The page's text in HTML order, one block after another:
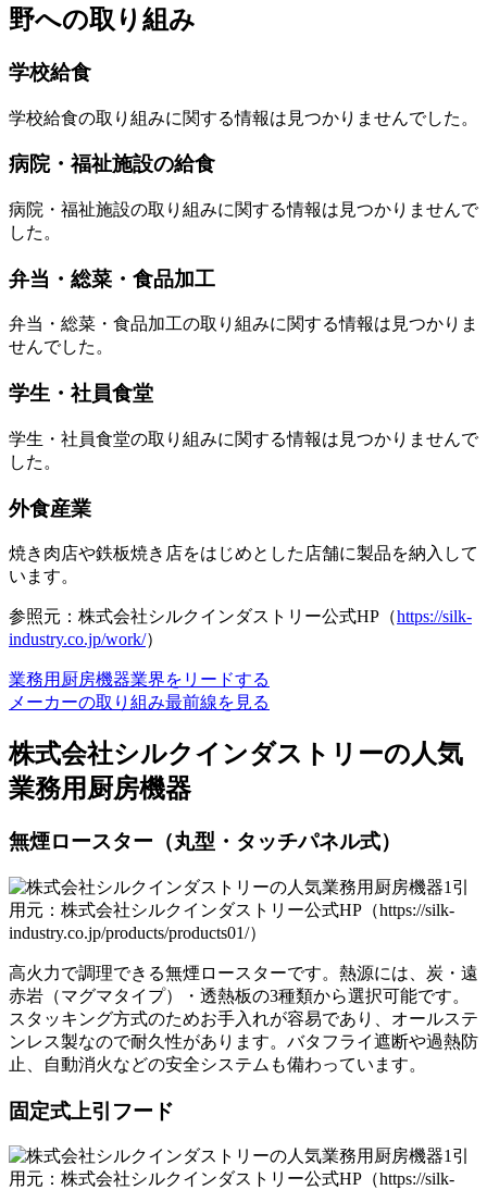
野への取り組み
学校給食
学校給食の取り組みに関する情報は見つかりませんでした。
病院・福祉施設の給食
病院・福祉施設の取り組みに関する情報は見つかりませんで
した。
弁当・総菜・食品加工
弁当・総菜・食品加工の取り組みに関する情報は見つかりま
せんでした。
学生・社員食堂
学生・社員食堂の取り組みに関する情報は見つかりませんで
した。
外食産業
焼き肉店や鉄板焼き店をはじめとした店舗に製品を納入して
います。
参照元：株式会社シルクインダストリー公式HP（https://silk-
industry.co.jp/work/）
業務用厨房機器業界をリードする
メーカーの取り組み最前線を見る
株式会社シルクインダストリーの人気
業務用厨房機器
無煙ロースター（丸型・タッチパネル式）
引
用元：株式会社シルクインダストリー公式HP（https://silk-
industry.co.jp/products/products01/）
高火力で調理できる無煙ロースターです。熱源には、炭・遠
赤岩（マグマタイプ）・透熱板の3種類から選択可能です。
スタッキング方式のためお手入れが容易であり、オールステ
ンレス製なので耐久性があります。バタフライ遮断や過熱防
止、自動消火などの安全システムも備わっています。
固定式上引フード
引
用元：株式会社シルクインダストリー公式HP（https://silk-